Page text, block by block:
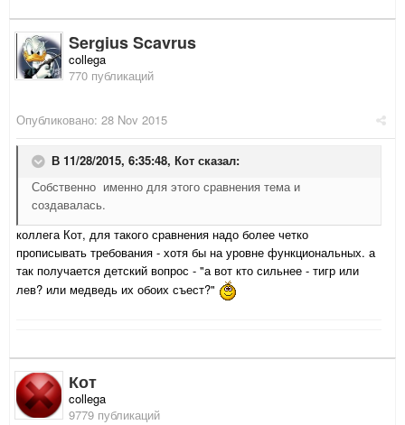
Sergius Scavrus
collega
770 публикаций
Опубликовано: 28 Nov 2015
В 11/28/2015, 6:35:48, Кот сказал:
Собственно именно для этого сравнения тема и
создавалась.
коллега Кот, для такого сравнения надо более четко
прописывать требования - хотя бы на уровне функциональных. а
так получается детский вопрос - "а вот кто сильнее - тигр или
лев? или медведь их обоих съест?"
Кот
collega
9779 публикаций